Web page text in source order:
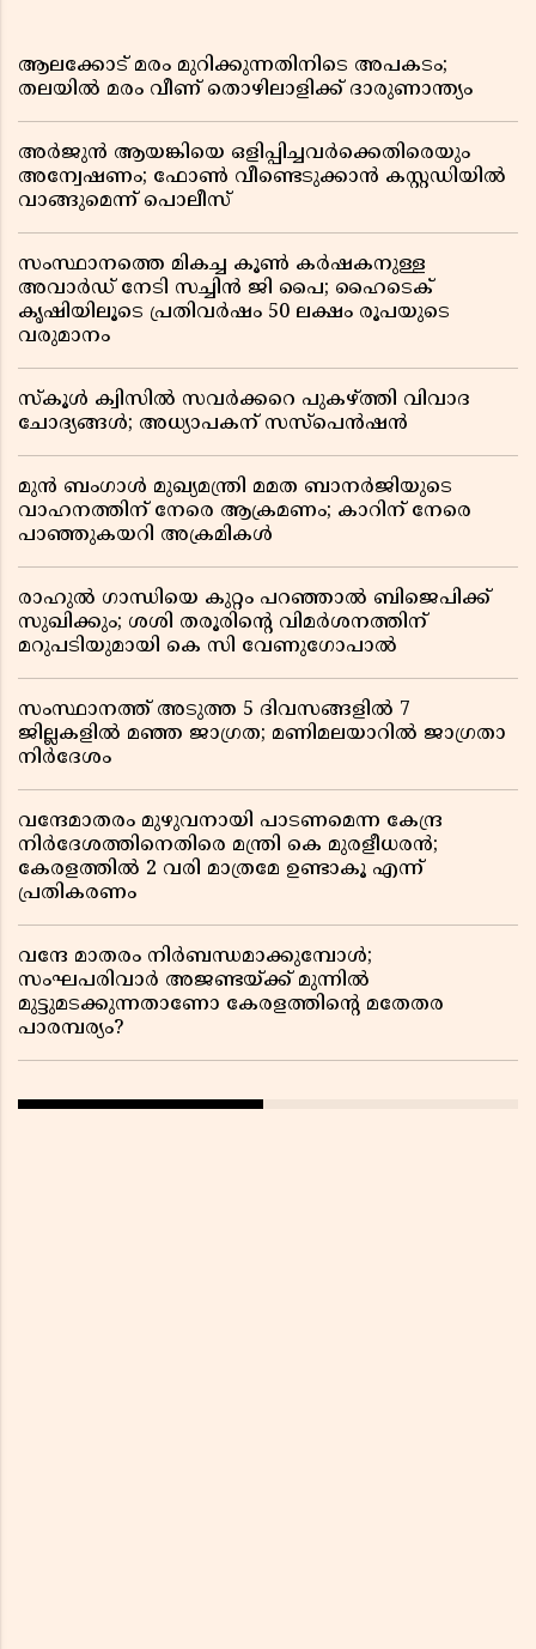
ആലക്കോട് മരം മുറിക്കുന്നതിനിടെ അപകടം;
തലയിൽ മരം വീണ് തൊഴിലാളിക്ക് ദാരുണാന്ത്യം
അർജുൻ ആയങ്കിയെ ഒളിപ്പിച്ചവർക്കെതിരെയും
അന്വേഷണം; ഫോൺ വീണ്ടെടുക്കാൻ കസ്റ്റഡിയിൽ
വാങ്ങുമെന്ന് പൊലീസ്
സംസ്ഥാനത്തെ മികച്ച കൂൺ കർഷകനുള്ള
അവാർഡ് നേടി സച്ചിൻ ജി പൈ; ഹൈടെക്
കൃഷിയിലൂടെ പ്രതിവർഷം 50 ലക്ഷം രൂപയുടെ
വരുമാനം
സ്കൂൾ ക്വിസിൽ സവർക്കറെ പുകഴ്ത്തി വിവാദ
ചോദ്യങ്ങൾ; അധ്യാപകന് സസ്പെൻഷൻ
മുൻ ബംഗാൾ മുഖ്യമന്ത്രി മമത ബാനർജിയുടെ
വാഹനത്തിന് നേരെ ആക്രമണം; കാറിന് നേരെ
പാഞ്ഞുകയറി അക്രമികൾ
രാഹുൽ ഗാന്ധിയെ കുറ്റം പറഞ്ഞാൽ ബിജെപിക്ക്
സുഖിക്കും; ശശി തരൂരിന്റെ വിമർശനത്തിന്
മറുപടിയുമായി കെ സി വേണുഗോപാൽ
സംസ്ഥാനത്ത് അടുത്ത 5 ദിവസങ്ങളിൽ 7
ജില്ലകളിൽ മഞ്ഞ ജാഗ്രത; മണിമലയാറിൽ ജാഗ്രതാ
നിർദേശം
വന്ദേമാതരം മുഴുവനായി പാടണമെന്ന കേന്ദ്ര
നിർദേശത്തിനെതിരെ മന്ത്രി കെ മുരളീധരൻ;
കേരളത്തിൽ 2 വരി മാത്രമേ ഉണ്ടാകൂ എന്ന്
പ്രതികരണം
വന്ദേ മാതരം നിർബന്ധമാക്കുമ്പോൾ;
സംഘപരിവാർ അജണ്ടയ്ക്ക് മുന്നിൽ
മുട്ടുമടക്കുന്നതാണോ കേരളത്തിന്റെ മതേതര
പാരമ്പര്യം?